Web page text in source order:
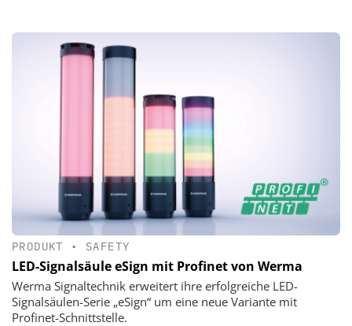
PRODUKT • SAFETY
LED-Signalsäule eSign mit Profinet von Werma
Werma Signaltechnik erweitert ihre erfolgreiche LED-
Signalsäulen-Serie „eSign“ um eine neue Variante mit
Profinet-Schnittstelle.